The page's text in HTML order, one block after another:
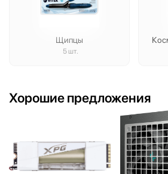
Щипцы
5 шт.
Хорошие предложения